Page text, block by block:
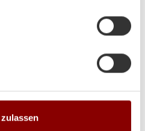
schon ein paar Abende
(GR)